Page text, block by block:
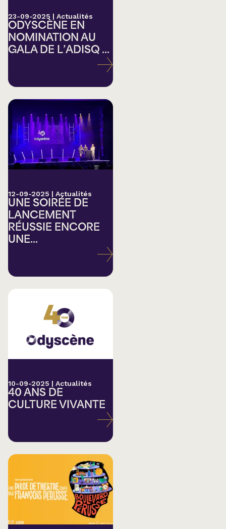
23-09-2025 | Actualités
ODYSCÈNE EN
NOMINATION AU
GALA DE L’ADISQ ...
12-09-2025 | Actualités
UNE SOIRÉE DE
LANCEMENT
RÉUSSIE ENCORE
UNE...
10-09-2025 | Actualités
40 ANS DE
CULTURE VIVANTE